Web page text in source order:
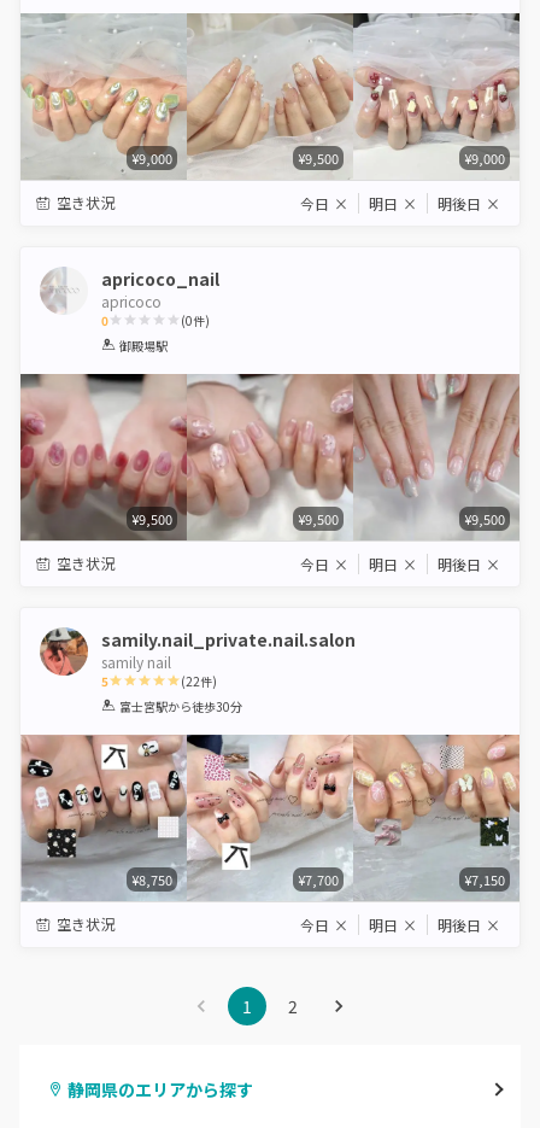
¥9,000 ¥9,500 ¥9,000
空き状況 今日 × 明日 × 明後日 ×
apricoco_nail
apricoco
0
1 2 3 4 5
(0件)
御殿場駅
¥9,500 ¥9,500 ¥9,500
空き状況 今日 × 明日 × 明後日 ×
samily.nail_private.nail.salon
samily nail
5
1 2 3 4 5
(22件)
富士宮駅から徒歩30分
¥8,750 ¥7,700 ¥7,150
空き状況 今日 × 明日 × 明後日 ×
1 2
静岡県のエリアから探す